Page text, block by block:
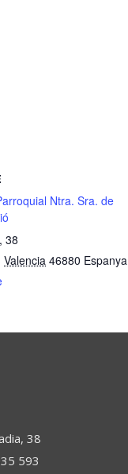
Ntra. Sra. de
38
Valencia 46880 Espanya
38
593